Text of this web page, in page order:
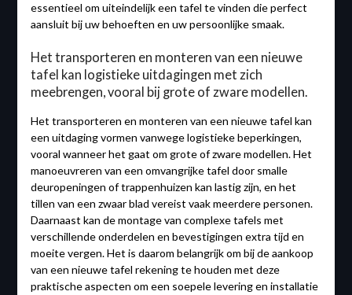
essentieel om uiteindelijk een tafel te vinden die perfect
aansluit bij uw behoeften en uw persoonlijke smaak.
Het transporteren en monteren van een nieuwe
tafel kan logistieke uitdagingen met zich
meebrengen, vooral bij grote of zware modellen.
Het transporteren en monteren van een nieuwe tafel kan
een uitdaging vormen vanwege logistieke beperkingen,
vooral wanneer het gaat om grote of zware modellen. Het
manoeuvreren van een omvangrijke tafel door smalle
deuropeningen of trappenhuizen kan lastig zijn, en het
tillen van een zwaar blad vereist vaak meerdere personen.
Daarnaast kan de montage van complexe tafels met
verschillende onderdelen en bevestigingen extra tijd en
moeite vergen. Het is daarom belangrijk om bij de aankoop
van een nieuwe tafel rekening te houden met deze
praktische aspecten om een soepele levering en installatie